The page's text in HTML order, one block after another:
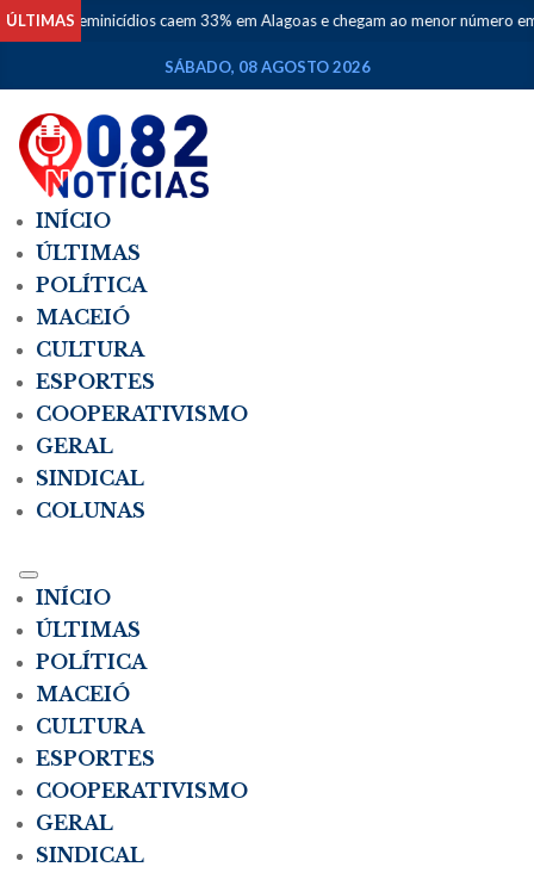
ÚLTIMASFeminicídios caem 33% em Alagoas e chegam ao menor número em
SÁBADO, 08 AGOSTO 2026
INÍCIO
ÚLTIMAS
POLÍTICA
MACEIÓ
CULTURA
ESPORTES
COOPERATIVISMO
GERAL
SINDICAL
COLUNAS
INÍCIO
ÚLTIMAS
POLÍTICA
MACEIÓ
CULTURA
ESPORTES
COOPERATIVISMO
GERAL
SINDICAL